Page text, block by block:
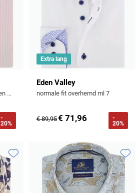
Roze overhemd witte knopen modern fit mouwlengt 7
-
20%
Eden Valley
normale fit overhemd ml 7
€ 89,95€ 71,96
-
20%
Extra lang
Toevoegen aan favorieten